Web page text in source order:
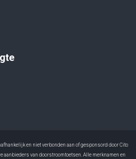
en niet verbonden aan of gesponsord door Cito
aanbieders van doorstroomtoetsen. Alle merknamen en